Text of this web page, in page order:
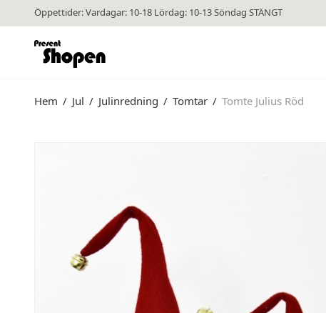
Öppettider: Vardagar: 10-18 Lördag: 10-13 Söndag STÄNGT
Hem / Jul / Julinredning / Tomtar / Tomte Julius Röd